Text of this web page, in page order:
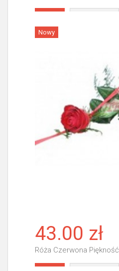
Nowy
43.00 zł
Róża Czerwona Piękność